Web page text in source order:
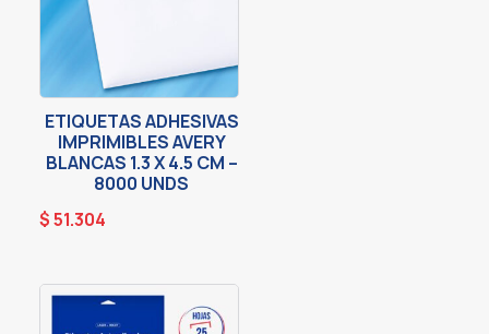
ETIQUETAS ADHESIVAS
IMPRIMIBLES AVERY
BLANCAS 1.3 X 4.5 CM –
8000 UNDS
$51.304